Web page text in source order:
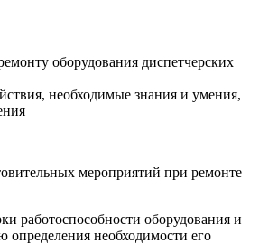
оборудования диспетчерских
необходимые знания и умения,
мероприятий при ремонте
работоспособности оборудования и
определения необходимости его